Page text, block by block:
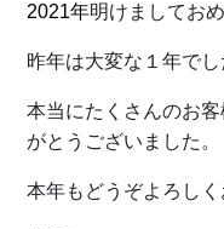
2021年明けましてお
昨年は大変な１年で
本当にたくさんのお
がとうございました。
本年もどうぞよろしく